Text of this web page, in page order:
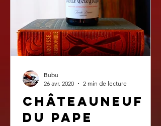
châteauneuf
du pape
Bubu
26 avr. 2020
2 min de lecture